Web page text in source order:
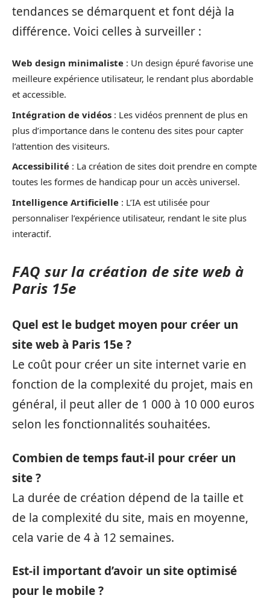
tendances se démarquent et font déjà la
différence. Voici celles à surveiller :
Web design minimaliste : Un design épuré favorise une
meilleure expérience utilisateur, le rendant plus abordable
et accessible.
Intégration de vidéos : Les vidéos prennent de plus en
plus d’importance dans le contenu des sites pour capter
l’attention des visiteurs.
Accessibilité : La création de sites doit prendre en compte
toutes les formes de handicap pour un accès universel.
Intelligence Artificielle : L’IA est utilisée pour
personnaliser l’expérience utilisateur, rendant le site plus
interactif.
FAQ sur la création de site web à
Paris 15e
Quel est le budget moyen pour créer un
site web à Paris 15e ?
Le coût pour créer un site internet varie en
fonction de la complexité du projet, mais en
général, il peut aller de 1 000 à 10 000 euros
selon les fonctionnalités souhaitées.
Combien de temps faut-il pour créer un
site ?
La durée de création dépend de la taille et
de la complexité du site, mais en moyenne,
cela varie de 4 à 12 semaines.
Est-il important d’avoir un site optimisé
pour le mobile ?